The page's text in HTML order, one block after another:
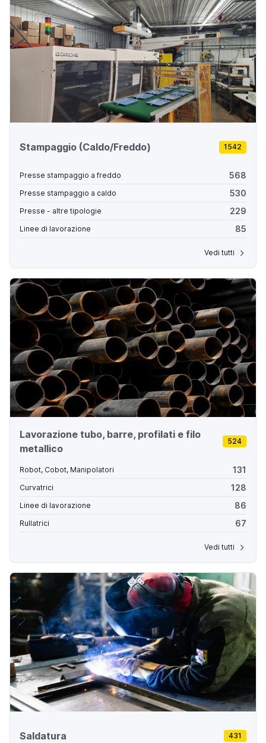
Stampaggio (Caldo/Freddo) 1542
Presse stampaggio a freddo 568
Presse stampaggio a caldo 530
Presse - altre tipologie 229
Linee di lavorazione 85
Vedi tutti
Lavorazione tubo, barre, profilati e filo
metallico
524
Robot, Cobot, Manipolatori 131
Curvatrici 128
Linee di lavorazione 86
Rullatrici 67
Vedi tutti
Saldatura 431